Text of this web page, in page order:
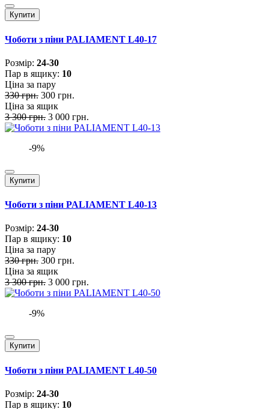
Купити
Чоботи з піни PALIAMENT L40-17
Розмiр: 24-30
Пар в ящику: 10
Ціна за пару
330 грн. 300 грн.
Ціна за ящик
3 300 грн. 3 000 грн.
-9%
Купити
Чоботи з піни PALIAMENT L40-13
Розмiр: 24-30
Пар в ящику: 10
Ціна за пару
330 грн. 300 грн.
Ціна за ящик
3 300 грн. 3 000 грн.
-9%
Купити
Чоботи з піни PALIAMENT L40-50
Розмiр: 24-30
Пар в ящику: 10